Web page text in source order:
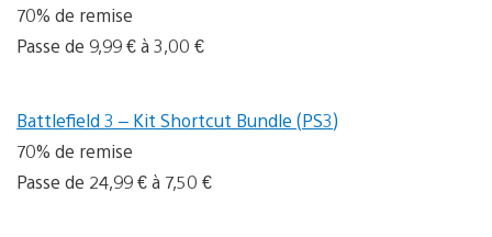
70% de remise
Passe de 9,99 € à 3,00 €
Battlefield 3 – Kit Shortcut Bundle (PS3)
70% de remise
Passe de 24,99 € à 7,50 €